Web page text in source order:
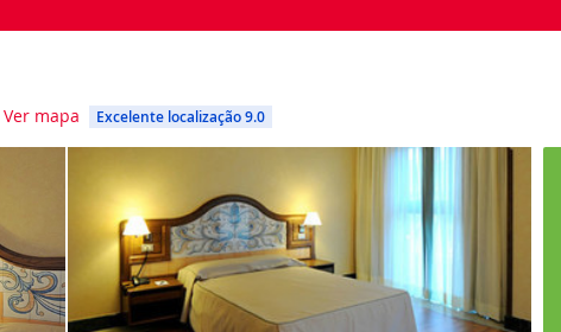
Ver mapa Excelente localização 9.0